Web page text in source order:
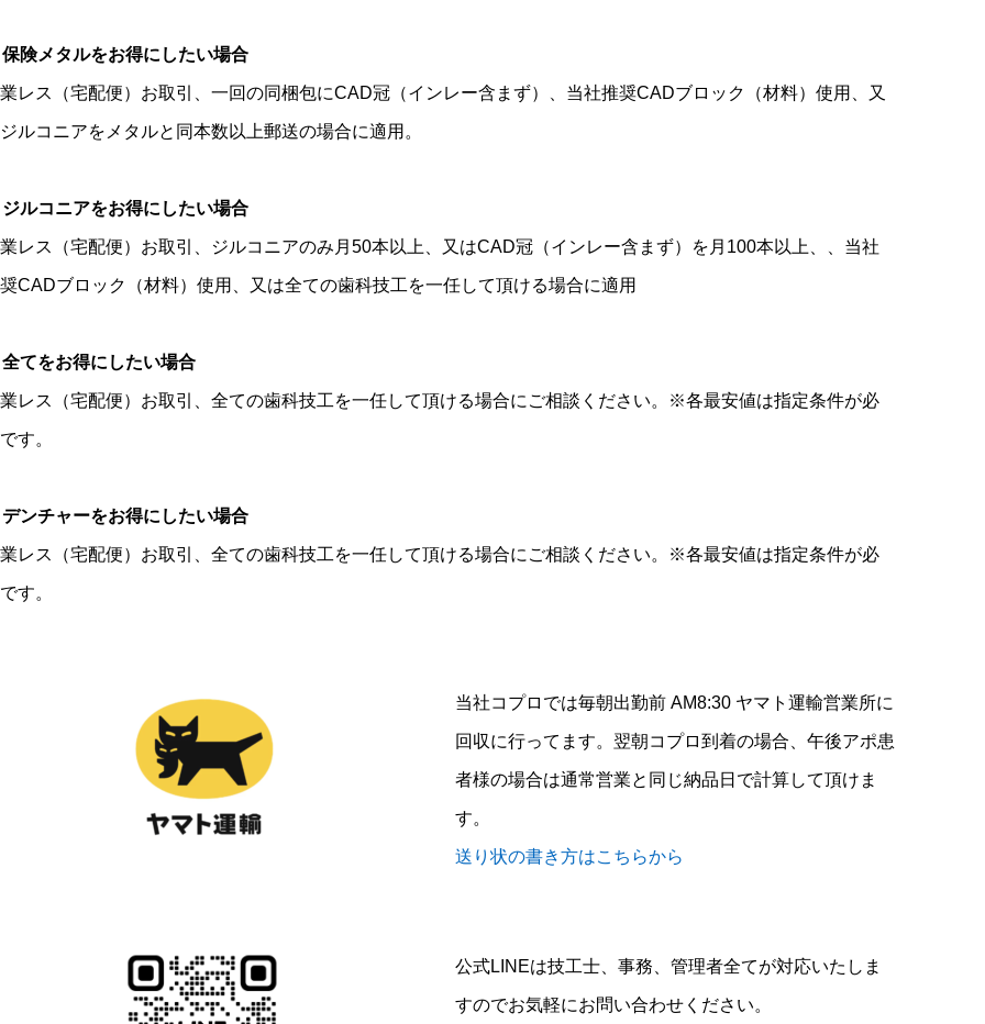
保険メタルをお得にしたい場合
レス（宅配便）お取引、一回の同梱包にCAD冠（インレー含まず）、当社推奨CADブロック（材料）使用、又
ルコニアをメタルと同本数以上郵送の場合に適用。
ジルコニアをお得にしたい場合
レス（宅配便）お取引、ジルコニアのみ月50本以上、又はCAD冠（インレー含まず）を月100本以上、、当社
CADブロック（材料）使用、又は全ての歯科技工を一任して頂ける場合に適用
全てをお得にしたい場合
レス（宅配便）お取引、全ての歯科技工を一任して頂ける場合にご相談ください。※各最安値は指定条件が必
す。
デンチャーをお得にしたい場合
レス（宅配便）お取引、全ての歯科技工を一任して頂ける場合にご相談ください。※各最安値は指定条件が必
す。
当社コプロでは毎朝出勤前 AM8:30 ヤマト運輸営業所に
回収に行ってます。翌朝コプロ到着の場合、午後アポ患
者様の場合は通常営業と同じ納品日で計算して頂けま
す。
送り状の書き方はこちらから
公式LINEは技工士、事務、管理者全てが対応いたしま
すのでお気軽にお問い合わせください。